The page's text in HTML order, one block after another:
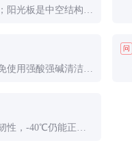
阳光板是中空结构，
使用强酸强碱清洁
问
性，-40℃仍能正常